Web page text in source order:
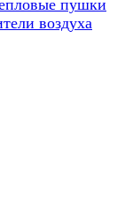
пушки
воздуха